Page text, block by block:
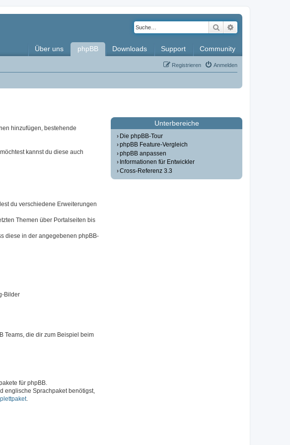
Suche
Über uns phpBB Downloads Support Community
Anmelden
Registrieren
hinzufügen, bestehende
kannst du diese auch
du verschiedene Erweiterungen
Themen über Portalseiten bis
diese in der angegebenen phpBB-
Bilder
Teams, die dir zum Beispiel beim
für phpBB.
englische Sprachpaket benötigst,
.
Unterbereiche
Die phpBB-Tour
phpBB Feature-Vergleich
phpBB anpassen
Informationen für Entwickler
Cross-Referenz 3.3